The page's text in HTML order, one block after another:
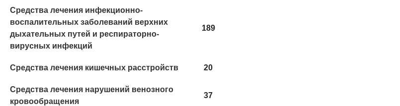
Средства лечения инфекционно-
воспалительных заболеваний верхних
дыхательных путей и респираторно-
вирусных инфекций
189
Средства лечения кишечных расстройств 20
Средства лечения нарушений венозного
кровообращения
37